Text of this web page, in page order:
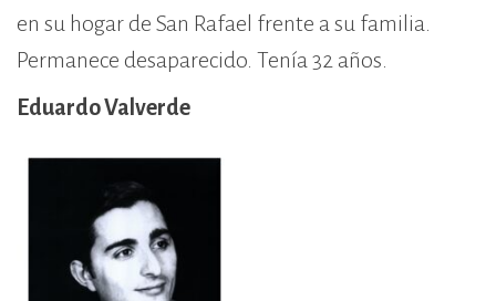
en su hogar de San Rafael frente a su familia.
Permanece desaparecido. Tenía 32 años.
Eduardo Valverde